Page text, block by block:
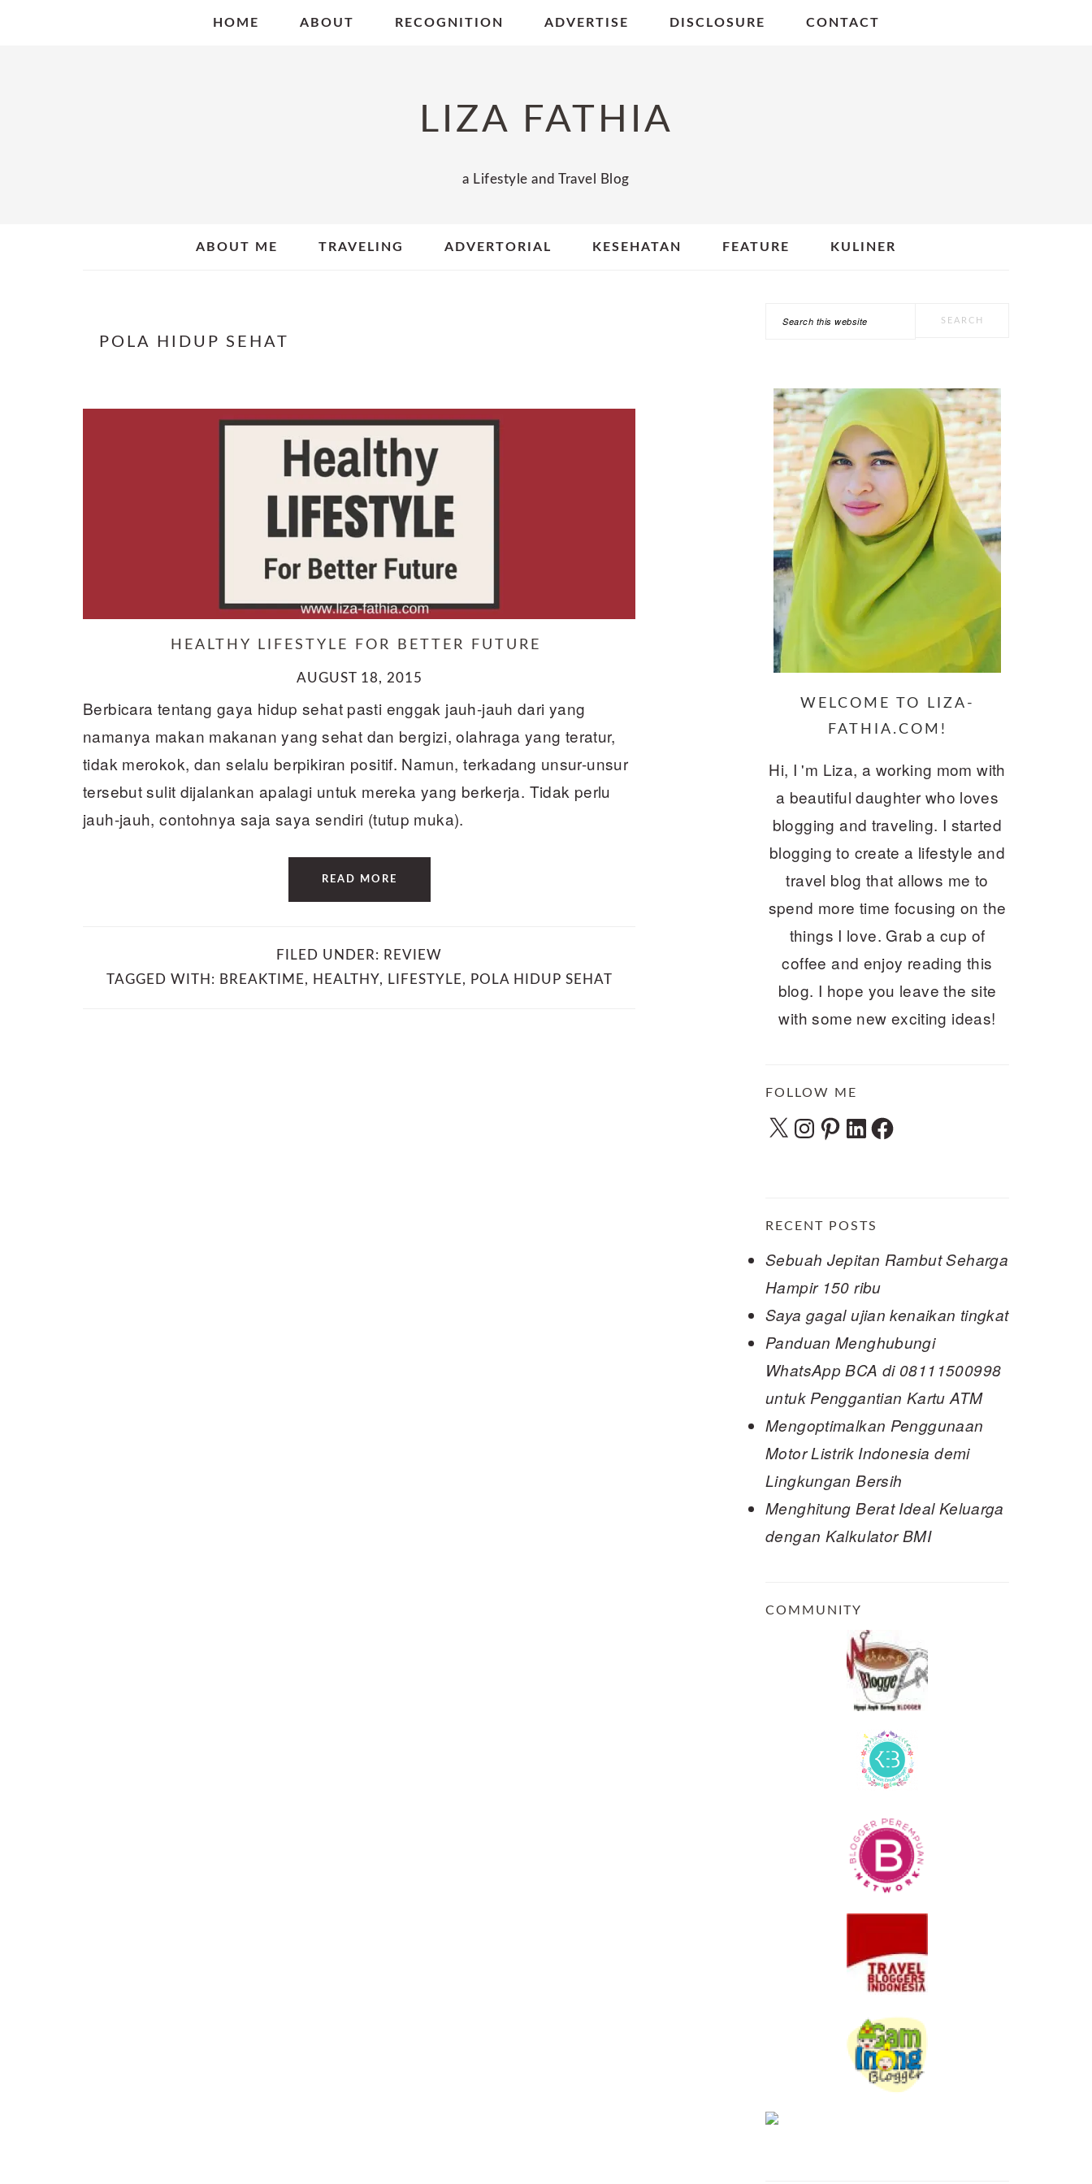
HOME ABOUT RECOGNITION ADVERTISE DISCLOSURE CONTACT
LIZA FATHIA
a Lifestyle and Travel Blog
ABOUT ME TRAVELING ADVERTORIAL KESEHATAN FEATURE KULINER
POLA HIDUP SEHAT
HEALTHY LIFESTYLE FOR BETTER FUTURE
AUGUST 18, 2015
Berbicara tentang gaya hidup sehat pasti enggak jauh-jauh dari yang
namanya makan makanan yang sehat dan bergizi, olahraga yang teratur,
tidak merokok, dan selalu berpikiran positif. Namun, terkadang unsur-unsur
tersebut sulit dijalankan apalagi untuk mereka yang berkerja. Tidak perlu
jauh-jauh, contohnya saja saya sendiri (tutup muka).
READ MORE
FILED UNDER: REVIEW
TAGGED WITH: BREAKTIME, HEALTHY, LIFESTYLE, POLA HIDUP SEHAT
PRIMARY
Search
WELCOME TO LIZA-
FATHIA.COM!
Hi, I 'm Liza, a working mom with
a beautiful daughter who loves
blogging and traveling. I started
blogging to create a lifestyle and
travel blog that allows me to
spend more time focusing on the
things I love. Grab a cup of
coffee and enjoy reading this
blog. I hope you leave the site
with some new exciting ideas!
FOLLOW ME
X Instagram
Pinterest
LinkedInFacebook
RECENT POSTS
Sebuah Jepitan Rambut Seharga
Hampir 150 ribu
Saya gagal ujian kenaikan tingkat
Panduan Menghubungi
WhatsApp BCA di 08111500998
untuk Penggantian Kartu ATM
Mengoptimalkan Penggunaan
Motor Listrik Indonesia demi
Lingkungan Bersih
Menghitung Berat Ideal Keluarga
dengan Kalkulator BMI
COMMUNITY